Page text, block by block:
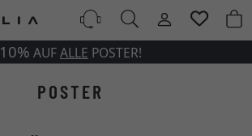
10% AUFALLE POSTER!
POSTER